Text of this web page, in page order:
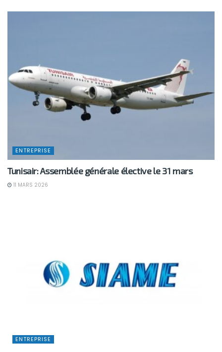
ENTREPRISE
Tunisair: Assemblée générale élective le 31 mars
11 MARS 2026
ENTREPRISE